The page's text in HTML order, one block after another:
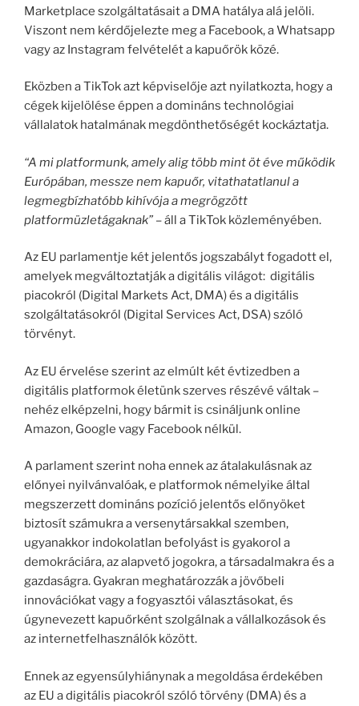
Marketplace szolgáltatásait a DMA hatálya alá jelöli.
Viszont nem kérdőjelezte meg a Facebook, a Whatsapp
vagy az Instagram felvételét a kapuőrök közé.
Eközben a TikTok azt képviselője azt nyilatkozta, hogy a
cégek kijelölése éppen a domináns technológiai
vállalatok hatalmának megdönthetőségét kockáztatja.
“A mi platformunk, amely alig több mint öt éve működik
Európában, messze nem kapuőr, vitathatatlanul a
legmegbízhatóbb kihívója a megrögzött
platformüzletágaknak” – áll a TikTok közleményében.
Az EU parlamentje két jelentős jogszabályt fogadott el,
amelyek megváltoztatják a digitális világot: digitális
piacokról (Digital Markets Act, DMA) és a digitális
szolgáltatásokról (Digital Services Act, DSA) szóló
törvényt.
Az EU érvelése szerint az elmúlt két évtizedben a
digitális platformok életünk szerves részévé váltak –
nehéz elképzelni, hogy bármit is csináljunk online
Amazon, Google vagy Facebook nélkül.
A parlament szerint noha ennek az átalakulásnak az
előnyei nyilvánvalóak, e platformok némelyike által
megszerzett domináns pozíció jelentős előnyöket
biztosít számukra a versenytársakkal szemben,
ugyanakkor indokolatlan befolyást is gyakorol a
demokráciára, az alapvető jogokra, a társadalmakra és a
gazdaságra. Gyakran meghatározzák a jövőbeli
innovációkat vagy a fogyasztói választásokat, és
úgynevezett kapuőrként szolgálnak a vállalkozások és
az internetfelhasználók között.
Ennek az egyensúlyhiánynak a megoldása érdekében
az EU a digitális piacokról szóló törvény (DMA) és a